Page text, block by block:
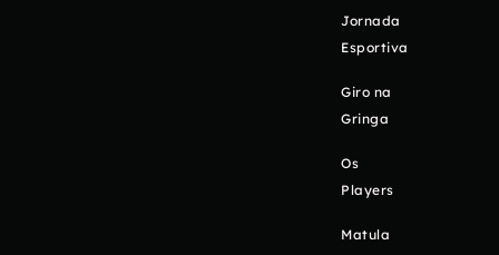
Jornada
Esportiva
Giro na
Gringa
Os
Players
Matula